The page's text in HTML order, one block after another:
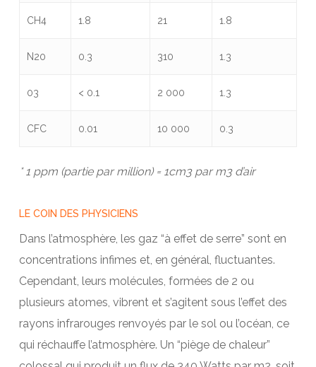
CH4 1.8 21 1.8
N20 0.3 310 1.3
03 < 0.1 2 000 1.3
CFC 0.01 10 000 0.3
* 1 ppm (partie par million) = 1cm3 par m3 d’air
LE COIN DES PHYSICIENS
Dans l’atmosphère, les gaz “à effet de serre” sont en
concentrations infimes et, en général, fluctuantes.
Cependant, leurs molécules, formées de 2 ou
plusieurs atomes, vibrent et s’agitent sous l’effet des
rayons infrarouges renvoyés par le sol ou l’océan, ce
qui réchauffe l’atmosphère. Un “piège de chaleur”